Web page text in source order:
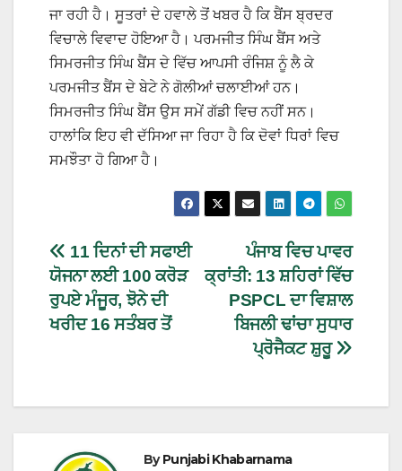
ਜਾ ਰਹੀ ਹੈ। ਸੂਤਰਾਂ ਦੇ ਹਵਾਲੇ ਤੋਂ ਖਬਰ ਹੈ ਕਿ ਬੈਂਸ ਬ੍ਰਦਰ
ਵਿਚਾਲੇ ਵਿਵਾਦ ਹੋਇਆ ਹੈ। ਪਰਮਜੀਤ ਸਿੰਘ ਬੈਂਸ ਅਤੇ
ਸਿਮਰਜੀਤ ਸਿੰਘ ਬੈਂਸ ਦੇ ਵਿੱਚ ਆਪਸੀ ਰੰਜਿਸ਼ ਨੂੰ ਲੈ ਕੇ
ਪਰਮਜੀਤ ਬੈਂਸ ਦੇ ਬੇਟੇ ਨੇ ਗੋਲੀਆਂ ਚਲਾਈਆਂ ਹਨ।
ਸਿਮਰਜੀਤ ਸਿੰਘ ਬੈਂਸ ਉਸ ਸਮੇਂ ਗੱਡੀ ਵਿਚ ਨਹੀਂ ਸਨ।
ਹਾਲਾਂਕਿ ਇਹ ਵੀ ਦੱਸਿਆ ਜਾ ਰਿਹਾ ਹੈ ਕਿ ਦੋਵਾਂ ਧਿਰਾਂ ਵਿਚ
ਸਮਝੌਤਾ ਹੋ ਗਿਆ ਹੈ।
ਪੰਜਾਬ ਵਿਚ ਪਾਵਰ
ਕ੍ਰਾਂਤੀ: 13 ਸ਼ਹਿਰਾਂ ਵਿੱਚ
PSPCL ਦਾ ਵਿਸ਼ਾਲ
ਬਿਜਲੀ ਢਾਂਚਾ ਸੁਧਾਰ
ਪ੍ਰੋਜੈਕਟ ਸ਼ੁਰੂ
11 ਦਿਨਾਂ ਦੀ ਸਫਾਈ
ਯੋਜਨਾ ਲਈ 100 ਕਰੋੜ
ਰੁਪਏ ਮੰਜੂਰ, ਝੋਨੇ ਦੀ
ਖਰੀਦ 16 ਸਤੰਬਰ ਤੋਂ
ByPunjabi Khabarnama